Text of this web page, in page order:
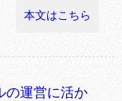
本文はこちら
の運営に活か